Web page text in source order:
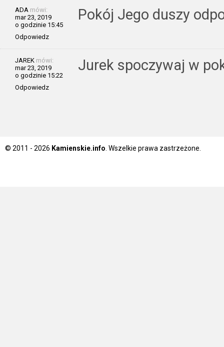
ADA mówi:
mar 23, 2019
o godzinie 15:45
Odpowiedz
Pokój Jego duszy
JAREK mówi:
mar 23, 2019
o godzinie 15:22
Odpowiedz
Jurek spoczywaj w
© 2011 - 2026 Kamienskie.info . Wszelkie prawa zastrzeżone.